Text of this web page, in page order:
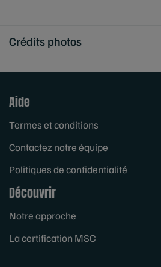
Crédits photos
Aide
Termes et conditions
Contactez notre équipe
Politiques de confidentialité
Découvrir
Notre approche
La certification MSC